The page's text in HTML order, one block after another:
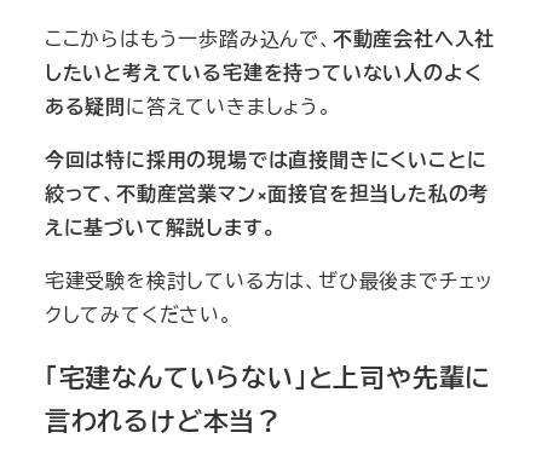
ここからはもう一歩踏み込んで、 不動産会社へ入社
したいと考えている宅建を持っていない人のよく
ある疑問に答えていきましょう。
今回は特に採用の現場では直接聞きにくいことに
絞って、不動産営業マン×面接官を担当した私の考
えに基づいて解説します。
宅建受験を検討している方は、ぜひ最後までチェッ
クしてみてください。
「宅建なんていらない」と上司や先輩に
言われるけど本当？